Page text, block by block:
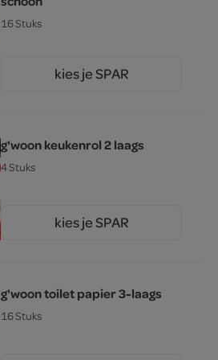
16 Stuks
kies je SPAR
g'woon keukenrol 2 laags
4 Stuks
kies je SPAR
g'woon toilet papier 3-laags
16 Stuks